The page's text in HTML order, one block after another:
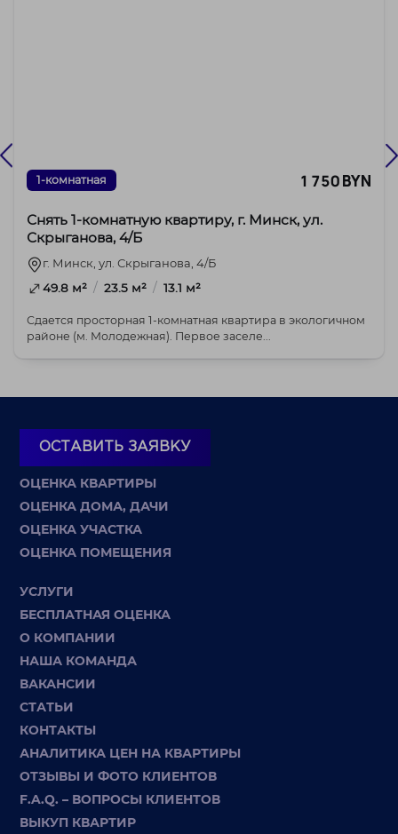
1-комнатная 1 750 BYN
Снять 1-комнатную квартиру, г. Минск, ул.
Скрыганова, 4/Б
г. Минск, ул. Скрыганова, 4/Б
49.8 м² / 23.5 м² / 13.1 м²
Сдается просторная 1-комнатная квартира в экологичном
районе (м. Молодежная). Первое заселе...
ОСТАВИТЬ ЗАЯВКУ
ОЦЕНКА КВАРТИРЫ
ОЦЕНКА ДОМА, ДАЧИ
ОЦЕНКА УЧАСТКА
ОЦЕНКА ПОМЕЩЕНИЯ
УСЛУГИ
БЕСПЛАТНАЯ ОЦЕНКА
О КОМПАНИИ
НАША КОМАНДА
ВАКАНСИИ
СТАТЬИ
КОНТАКТЫ
АНАЛИТИКА ЦЕН НА КВАРТИРЫ
ОТЗЫВЫ И ФОТО КЛИЕНТОВ
F.A.Q. – ВОПРОСЫ КЛИЕНТОВ
ВЫКУП КВАРТИР